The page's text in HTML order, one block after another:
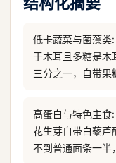
低卡蔬菜与菌藻类
于木耳且多糖是木
三分之一，自带果
高蛋白与特色主食
花生芽自带白藜芦
不到普通面条一半